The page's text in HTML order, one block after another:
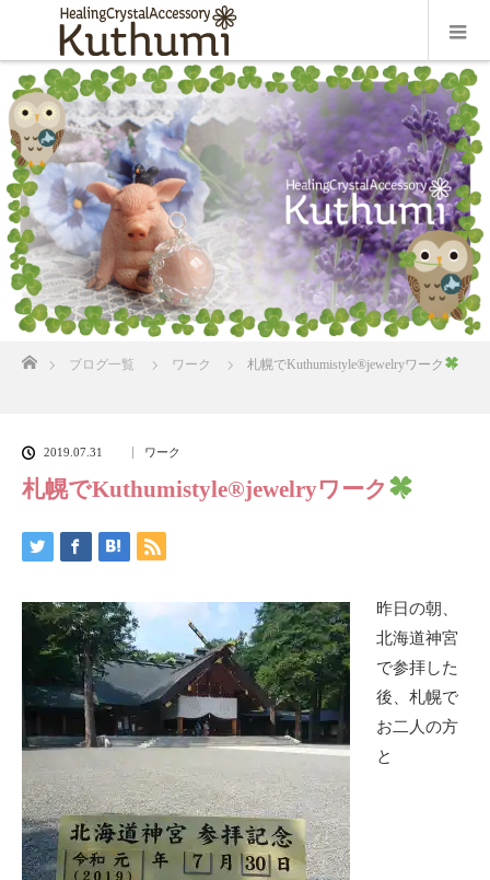
ブログ一覧 ワーク 札幌でKuthumistyle®️jewelryワーク
2019.07.31 ワーク
札幌でKuthumistyle®️jewelryワーク
昨日の朝、
北海道神宮
で参拝した
後、札幌で
お二人の方
と